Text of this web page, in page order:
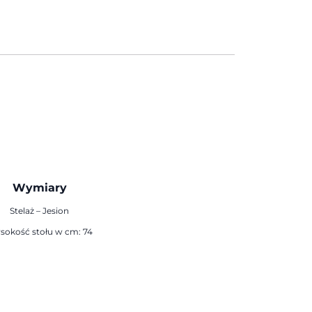
Wymiary
Stelaż – Jesion
stołu w cm: 74